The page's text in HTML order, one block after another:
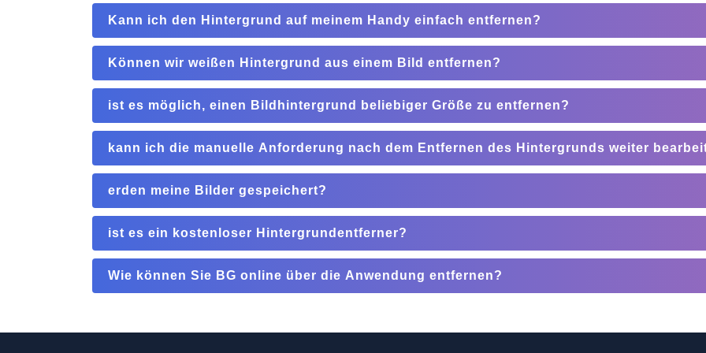
Kann ich den Hintergrund auf meinem Handy einfach entfernen?
Können wir weißen Hintergrund aus einem Bild entfernen?
ist es möglich, einen Bildhintergrund beliebiger Größe zu entfernen?
kann ich die manuelle Anforderung nach dem Entfernen des Hintergrunds weiter
erden meine Bilder gespeichert?
ist es ein kostenloser Hintergrundentferner?
Wie können Sie BG online über die Anwendung entfernen?